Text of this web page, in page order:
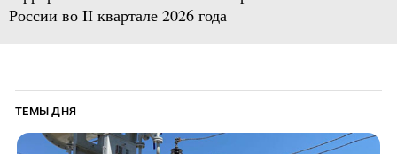
России во II квартале 2026 года
ТЕМЫ ДНЯ